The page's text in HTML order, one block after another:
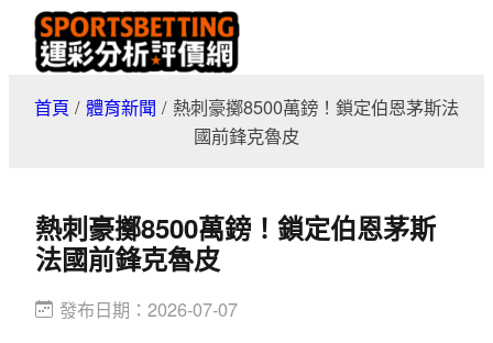
首頁 / 體育新聞 / 熱刺豪擲8500萬鎊！鎖定伯恩茅斯法
國前鋒克魯皮
熱刺豪擲8500萬鎊！鎖定伯恩茅斯
法國前鋒克魯皮
發布日期： 2026-07-07